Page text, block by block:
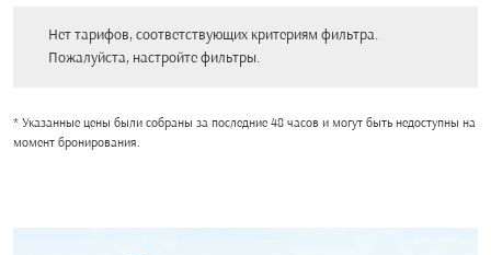
Нет тарифов, соответствующих критериям фильтра.
Пожалуйста, настройте фильтры.
* Указанные цены были собраны за последние 48 часов и могут быть недоступны на
момент бронирования.